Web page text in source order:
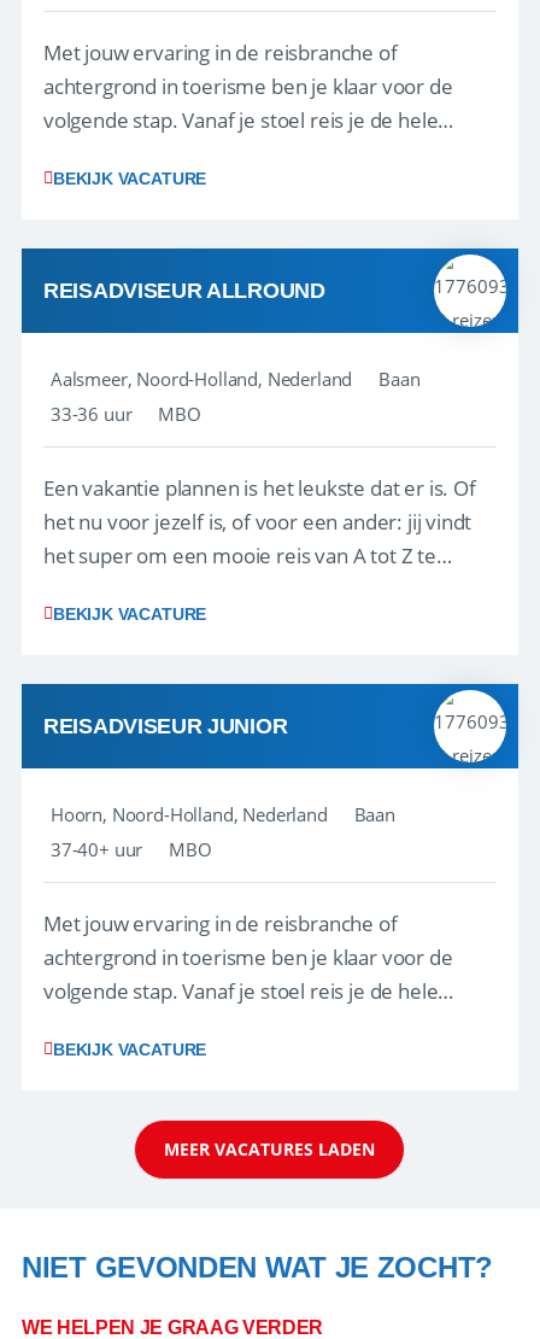
Met jouw ervaring in de reisbranche of
achtergrond in toerisme ben je klaar voor de
volgende stap. Vanaf je stoel reis je de hele
wensen van je team, je klant en wat er in de
klanten te overtuigen om die droomreis te
boeken! ...
BEKIJK VACATURE
REISADVISEUR ALLROUND
Aalsmeer, Noord-Holland, Nederland
Baan
33-36 uur
MBO
Een vakantie plannen is het leukste dat er is. Of
het nu voor jezelf is, of voor een ander: jij vindt
het super om een mooie reis van A tot Z te
vakantiegangers de meest prachtige plekjes op
werken: of het nu gaat om vragen ...
BEKIJK VACATURE
REISADVISEUR JUNIOR
Hoorn, Noord-Holland, Nederland
Baan
37-40+ uur
MBO
Met jouw ervaring in de reisbranche of
achtergrond in toerisme ben je klaar voor de
volgende stap. Vanaf je stoel reis je de hele
wensen van je team, je klant en wat er in de
klanten te overtuigen om die droomreis te
boeken! ...
BEKIJK VACATURE
MEER VACATURES LADEN
NIET GEVONDEN WAT JE ZOCHT?
WE HELPEN JE GRAAG VERDER